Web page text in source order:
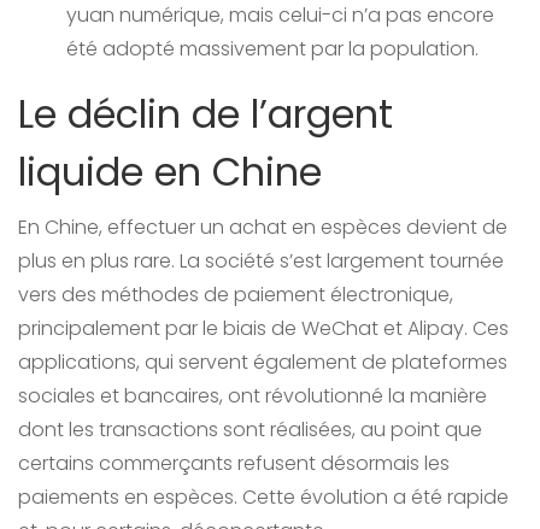
yuan numérique, mais celui-ci n’a pas encore
été adopté massivement par la population.
Le déclin de l’argent
liquide en Chine
En Chine, effectuer un achat en espèces devient de
plus en plus rare. La société s’est largement tournée
vers des méthodes de paiement électronique,
principalement par le biais de WeChat et Alipay. Ces
applications, qui servent également de plateformes
sociales et bancaires, ont révolutionné la manière
dont les transactions sont réalisées, au point que
certains commerçants refusent désormais les
paiements en espèces. Cette évolution a été rapide